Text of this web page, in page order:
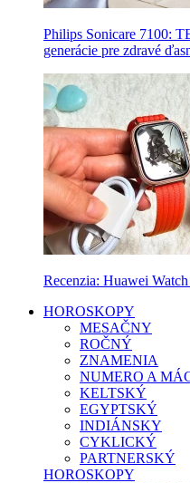
Philips Sonicare 7100:
generácie pre zdravé
Recenzia: Huawei
HOROSKOPY
MESAČNY
ROČNÝ
ZNAMENIA
NUMERO A
KELTSKÝ
EGYPTSKÝ
INDIÁNSKY
CYKLICKÝ
PARTNERSKÝ
HOROSKOPY